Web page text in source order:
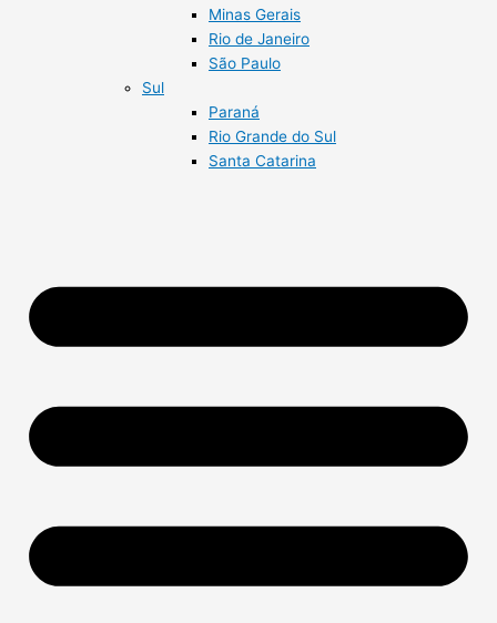
Minas Gerais
Rio de Janeiro
São Paulo
Sul
Paraná
Rio Grande do Sul
Santa Catarina